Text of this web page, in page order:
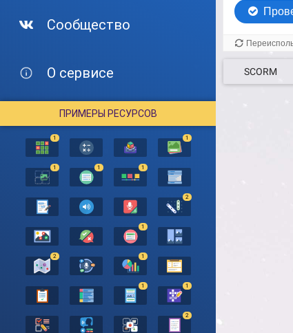
Сообщество
О сервисе
ПРИМЕРЫ РЕСУРСОВ
1 1
1 1 1
2
1
2 1
1 1
2
SCORM